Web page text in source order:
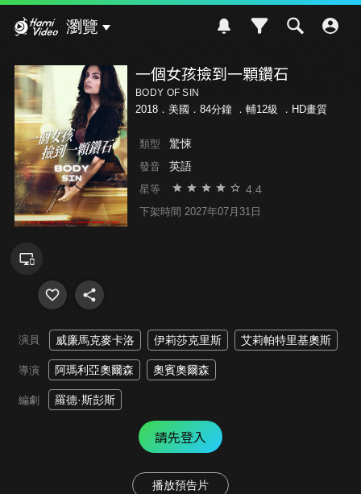
瀏覽
一個女孩撿到一顆鑽石
BODY OF SIN
2018．美國．84分鐘 ． 輔12級 ．HD畫質
類型 驚悚
發音 英語
星等 4.4
下架時間 2027年07月31日
演員 威廉馬克麥卡洛 伊莉莎克里斯 艾莉帕特里基奧斯
導演 阿瑪利亞奧爾森 奧賓奧爾森
編劇 羅德·斯彭斯
請先登入
播放預告片